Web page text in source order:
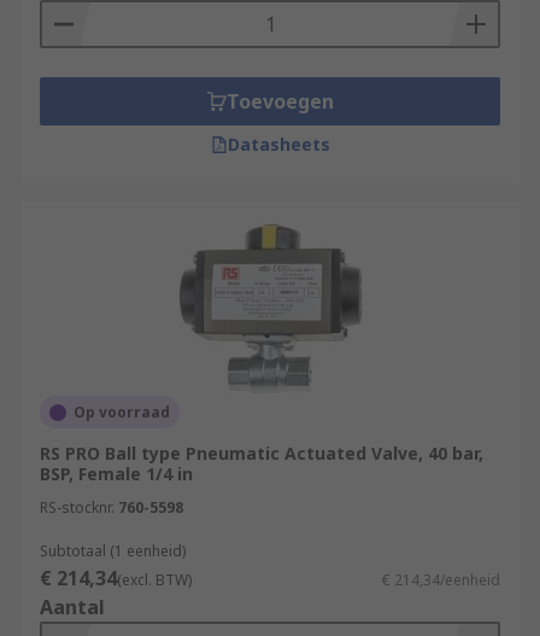
Toevoegen
Datasheets
Op voorraad
RS PRO Ball type Pneumatic Actuated Valve, 40 bar,
BSP, Female 1/4 in
RS-stocknr. 760-5598
Subtotaal (1 eenheid)
€ 214,34(excl. BTW) € 214,34/eenheid
Aantal